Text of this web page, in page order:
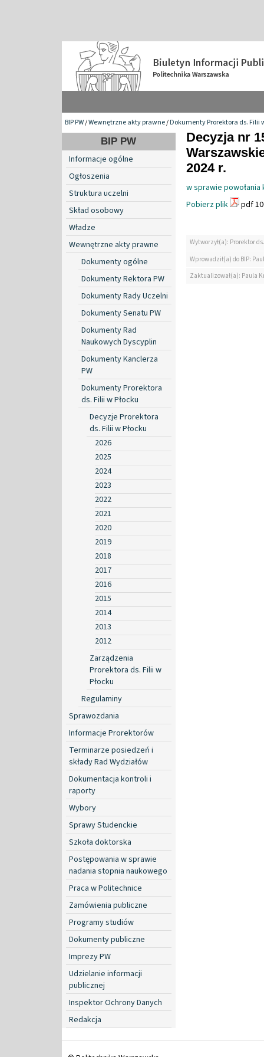
BIP PW/Wewnętrzne akty prawne/Dokumenty Prorektora ds. Filii
BIP PW
Informacje ogólne
Ogłoszenia
Struktura uczelni
Skład osobowy
Władze
Wewnętrzne akty prawne
Dokumenty ogólne
Dokumenty Rektora PW
Dokumenty Rady Uczelni
Dokumenty Senatu PW
Dokumenty Rad
Naukowych Dyscyplin
Dokumenty Kanclerza
PW
Dokumenty Prorektora
ds. Filii w Płocku
Decyzje Prorektora
ds. Filii w Płocku
2026
2025
2024
2023
2022
2021
2020
2019
2018
2017
2016
2015
2014
2013
2012
Zarządzenia
Prorektora ds. Filii w
Płocku
Regulaminy
Sprawozdania
Informacje Prorektorów
Terminarze posiedzeń i
składy Rad Wydziałów
Dokumentacja kontroli i
raporty
Wybory
Sprawy Studenckie
Szkoła doktorska
Postępowania w sprawie
nadania stopnia naukowego
Praca w Politechnice
Zamówienia publiczne
Programy studiów
Dokumenty publiczne
Imprezy PW
Udzielanie informacji
publicznej
Inspektor Ochrony Danych
Redakcja
Decyzja nr
2024 r.
w sprawie
Pobierz plik
pdf
Wytworzył(a): Prorektor
Wprowadził(a) do BIP:
Zaktualizował(a): Paula